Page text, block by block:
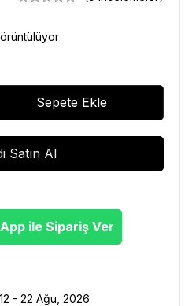
Sepete Ekle
Satın Al
ile Sipariş Ver
12 - 22 Ağu, 2026